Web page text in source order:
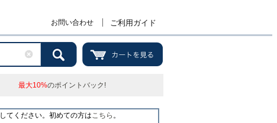
お問い合わせ ご利用ガイド
最大10%のポイントバック!
してください。初めての方はこちら 。